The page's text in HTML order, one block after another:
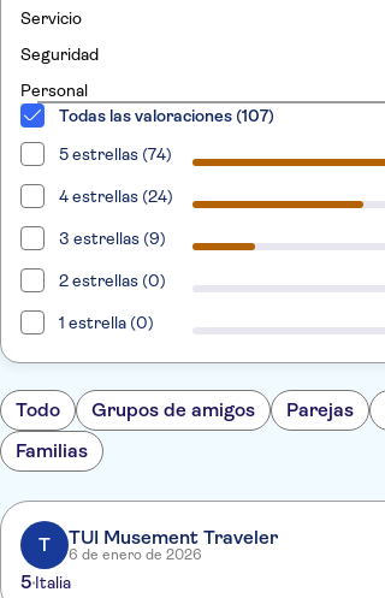
Servicio
Seguridad
Personal
Todas las valoraciones (107)
5 estrellas (74)
4 estrellas (24)
3 estrellas (9)
2 estrellas (0)
1 estrella (0)
Todo Grupos de amigos Parejas
Familias
T TUI Musement Traveler
6 de enero de 2026
5 Italia